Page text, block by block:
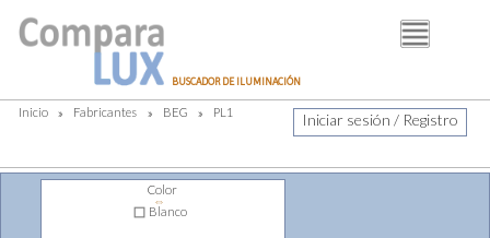
BUSCADOR DE ILUMINACIÓNBUSCADOR
FABRICANTES
DISTRIBUIDORES
PIM
Inicio » Fabricantes » BEG » PL1 Iniciar sesión / Registro
Color
⇔
Blanco